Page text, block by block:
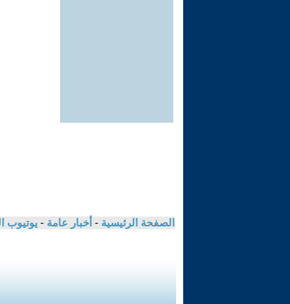
الصفحة الرئيسية - أخبار عامة - يوتيوب